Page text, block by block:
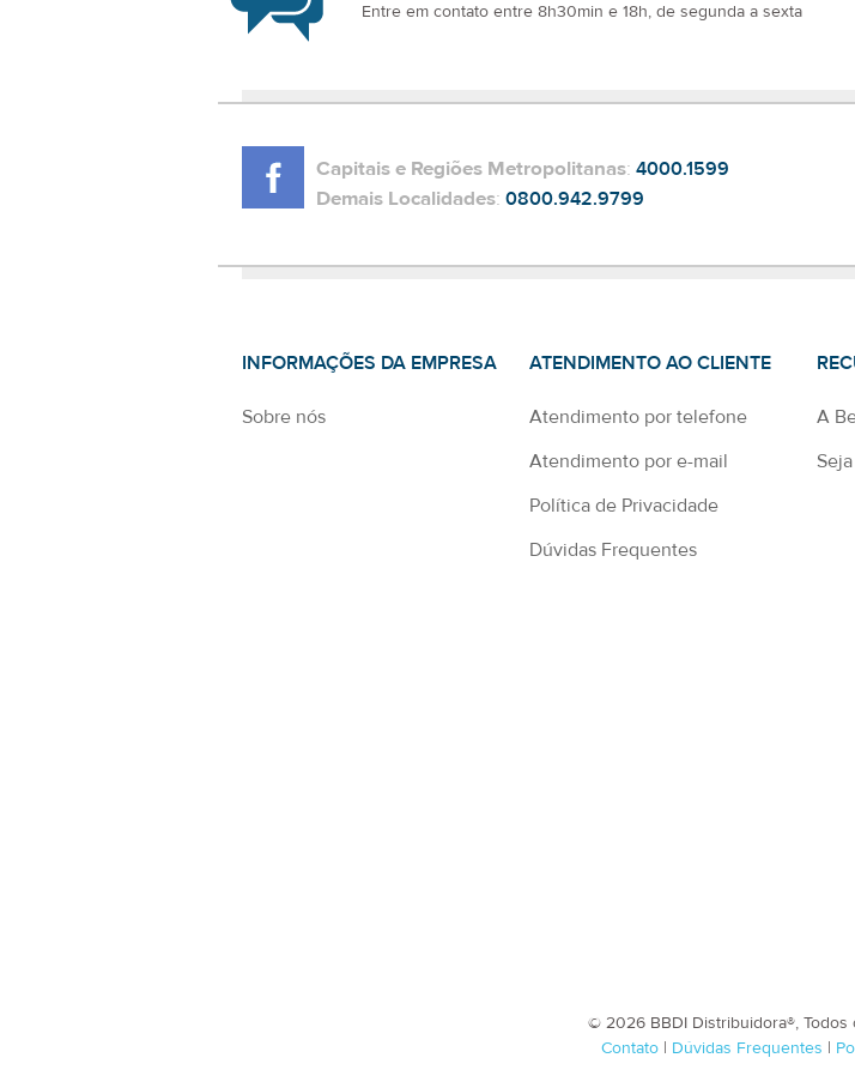
Entre em contato entre 8h30min e 18h, de segunda a sexta
Capitais e Regiões Metropolitanas: 4000.1599
Demais Localidades: 0800.942.9799
INFORMAÇÕES DA EMPRESA
Sobre nós
ATENDIMENTO AO CLIENTE
Atendimento por telefone
Atendimento por e-mail
Política de Privacidade
Dúvidas Frequentes
A
© 2026 BBDI Distribuidora®,
Contato | Dúvidas Frequentes |